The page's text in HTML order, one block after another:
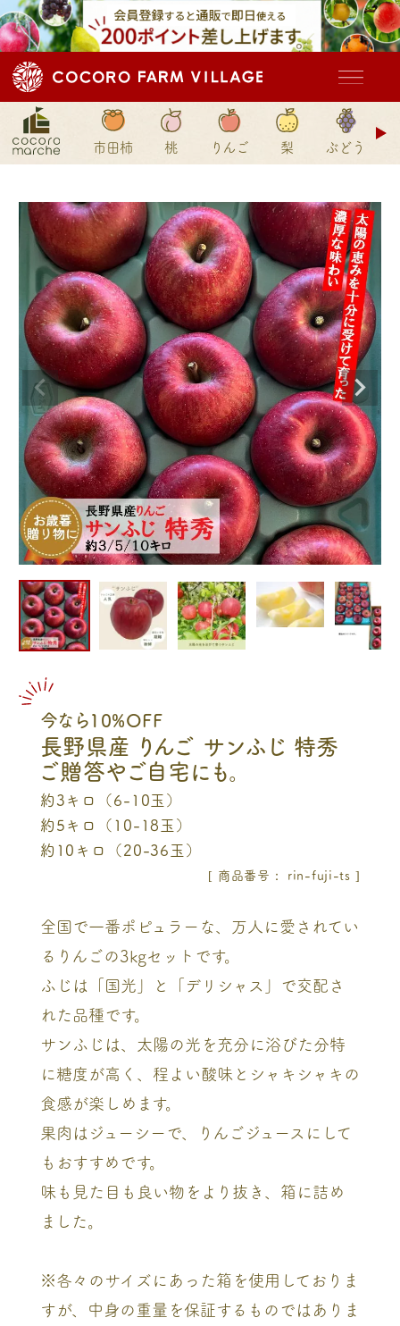
市田柿 桃 りんご 梨 ぶどう ド
今なら10%OFF
長野県産 りんご サンふじ 特秀
ご贈答やご自宅にも。
約3キロ（6-10玉）
約5キロ（10-18玉）
約10キロ（20-36玉）
商品番号 rin-fuji-ts
全国で一番ポピュラーな、万人に愛されてい
るりんごの3kgセットです。
ふじは「国光」と「デリシャス」で交配さ
れた品種です。
サンふじは、太陽の光を充分に浴びた分特
に糖度が高く、程よい酸味とシャキシャキの
食感が楽しめます。
果肉はジューシーで、りんごジュースにして
もおすすめです。
味も見た目も良い物をより抜き、箱に詰め
ました。
※各々のサイズにあった箱を使用しておりま
すが、中身の重量を保証するものではありま